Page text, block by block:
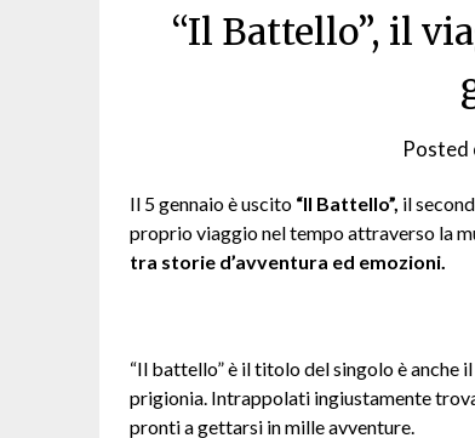
“Il Battello”, il
Posted
Il 5 gennaio è uscito “Il Battello”, il
proprio viaggio nel tempo attraverso la
tra storie d’avventura ed emozioni.
“Il battello” è il titolo del singolo è anche
prigionia. Intrappolati ingiustamente
pronti a gettarsi in mille avventure.